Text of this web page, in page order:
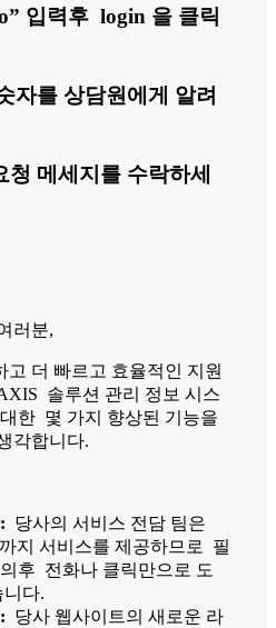
입력후 login 을 클릭
자를 상담원에게 알려
청 메세지를 수락하세
러분,
고 더 빠르고 효율적인 지원
솔루션 관리 정보 시스
한 몇 가지 향상된 기능을
각합니다.
당사의 서비스 전담 팀은
지 서비스를 제공하므로 필
후 전화나 클릭만으로 도
니다.
당사 웹사이트의 새로운 라